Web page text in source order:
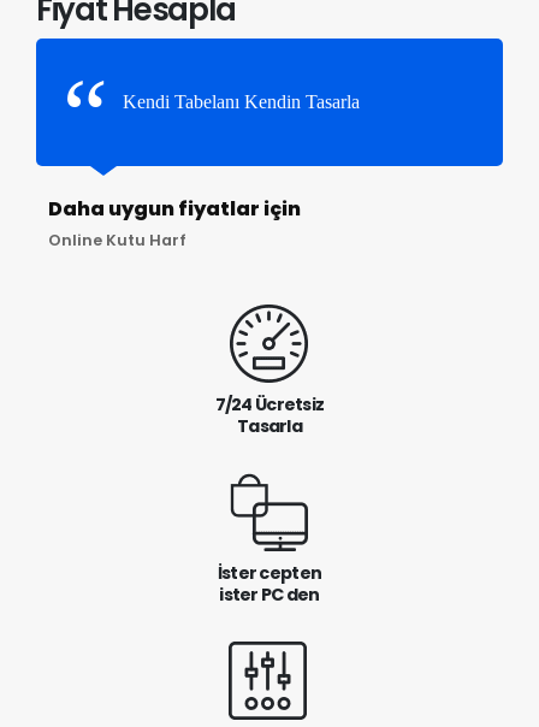
Fiyat Hesapla
Kendi Tabelanı Kendin Tasarla
Daha uygun fiyatlar için
Online Kutu Harf
7/24 Ücretsiz
Tasarla
İster cepten
ister PC den